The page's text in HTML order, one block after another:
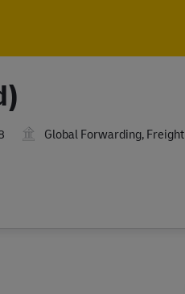
Global Forwarding, Freight